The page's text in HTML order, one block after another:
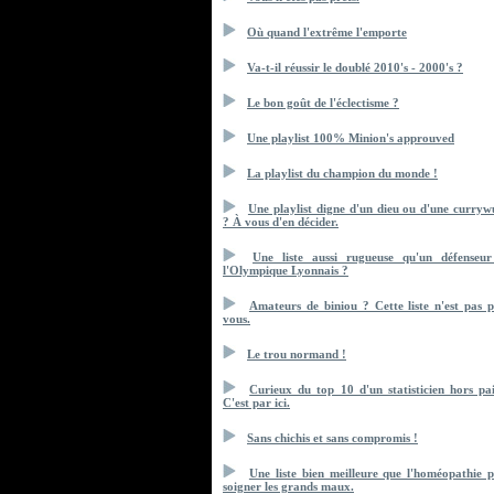
Où quand l'extrême l'emporte
Va-t-il réussir le doublé 2010's - 2000's ?
Le bon goût de l'éclectisme ?
Une playlist 100% Minion's approuved
La playlist du champion du monde !
Une playlist digne d'un dieu ou d'une
? À vous d'en décider.
Une liste aussi rugueuse qu'un
l'Olympique Lyonnais ?
Amateurs de biniou ? Cette liste n'est pas
vous.
Le trou normand !
Curieux du top 10 d'un statisticien hors
C'est par ici.
Sans chichis et sans compromis !
Une liste bien meilleure que l'homéopathie
soigner les grands maux.